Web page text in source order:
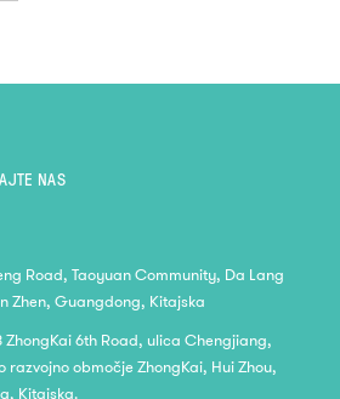
NAS
Road, Taoyuan Community, Da Lang
Zhen, Guangdong, Kitajska
ZhongKai 6th Road, ulica Chengjiang,
območje ZhongKai, Hui Zhou,
Kitajska.